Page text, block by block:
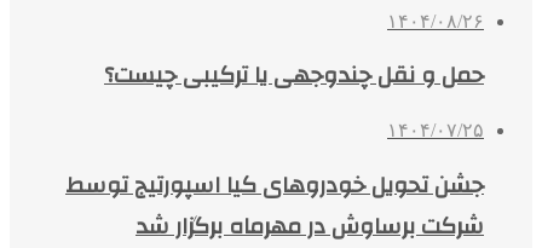
۱۴۰۴/۰۸/۲۶
حمل و نقل چندوجهی یا ترکیبی چیست؟
۱۴۰۴/۰۷/۲۵
جشن تحویل خودروهای کیا اسپورتیج توسط
شرکت برساوش در مهرماه برگزار شد